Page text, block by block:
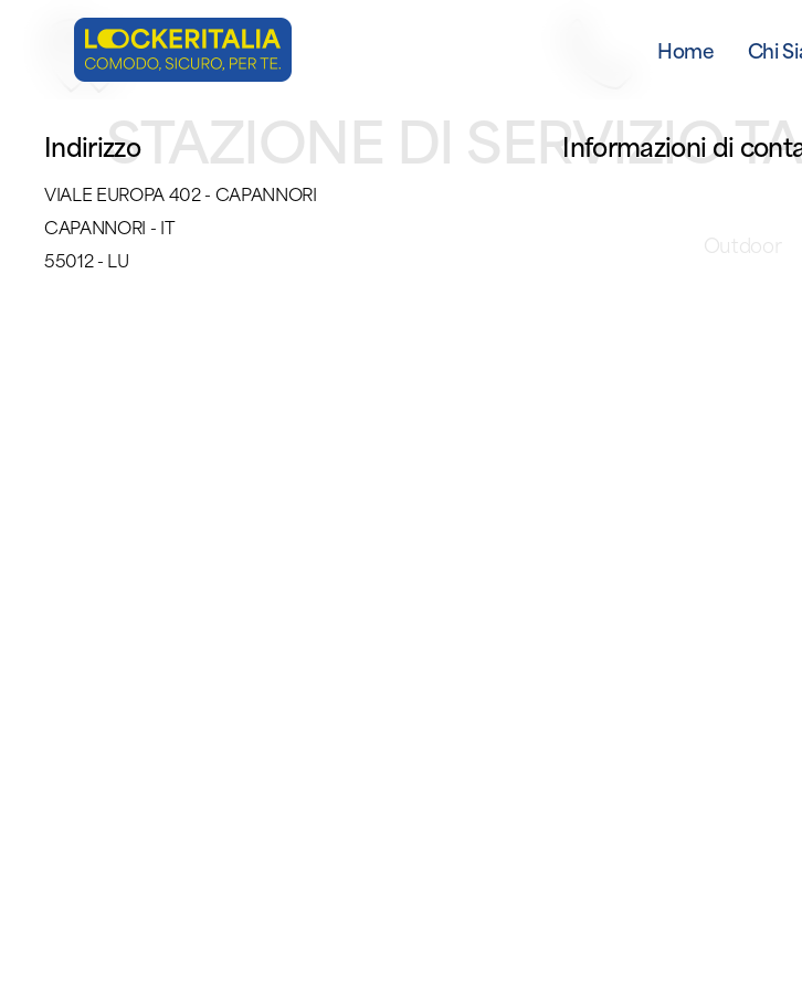
Home Chi
STAZIONE DI SERVIZIO
Outdoor
Indirizzo
VIALE EUROPA 402 - CAPANNORI
CAPANNORI - IT
55012 - LU
Informazioni di